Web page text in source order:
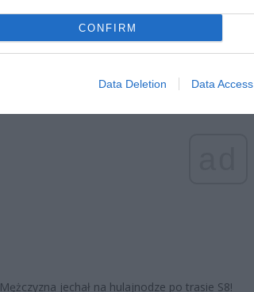
CONFIRM
Data Deletion Data Access
Mężczyzna jechał na hulajnodze po trasie S8!